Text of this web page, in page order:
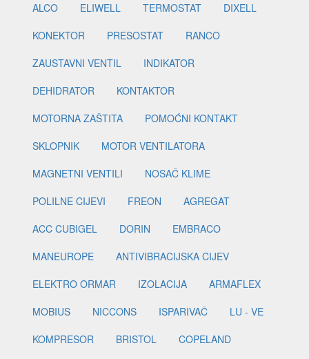
ALCO
ELIWELL TERMOSTAT
DIXELL
KONEKTOR
PRESOSTAT
RANCO
ZAUSTAVNI VENTIL
INDIKATOR
DEHIDRATOR
KONTAKTOR
MOTORNA ZAŠTITA
POMOĆNI KONTAKT
SKLOPNIK
MOTOR VENTILATORA
MAGNETNI VENTILI
NOSAČ KLIME
POLILNE CIJEVI
FREON
AGREGAT
ACC CUBIGEL
DORIN
EMBRACO
MANEUROPE
ANTIVIBRACIJSKA CIJEV
ELEKTRO ORMAR
IZOLACIJA
ARMAFLEX
MOBIUS
NICCONS ISPARIVAČ
LU - VE
KOMPRESOR
BRISTOL
COPELAND